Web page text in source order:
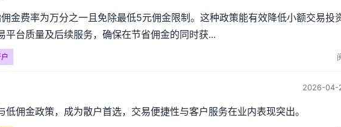
佣金费率为万分之一且免除最低5元佣金限制。这种政策能有效降低小额交易投
台质量及后续服务，确保在节省佣金的同时获...
2026-04-
佣金政策，成为散户首选，交易便捷性与客户服务在业内表现突出。